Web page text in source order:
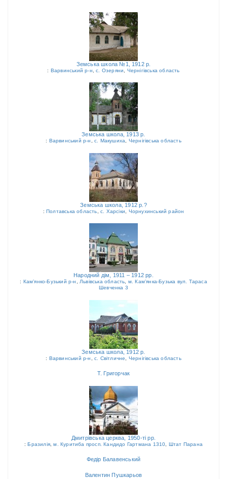
Земська школа №1, 1912 р.
: Варвинський р-н ,с. Озеряни Чернігівська область
Земська школа, 1913 р.
: Варвинський р-н ,с. Макушиха Чернігівська область
Земська школа, 1912 р.?
:Полтавська область ,с. Харсіки Чорнухинський район
Народний дім, 1911 – 1912 рр.
: Кам’янко-Бузький р-н Львівська область
м. Кам’янка-Бузька вул. Тараса
Шевченка 3
Земська школа, 1912 р.
: Варвинський р-н с. Світличне Чернігівська область
Т. Григорчак
Дмитрівська церква, 1950-ті рр.
:Бразилія ,м. Куритиба просп. Кандидо Гартмана 1310 Штат Парана
Федір Балавенський
Валентин Пушкарьов